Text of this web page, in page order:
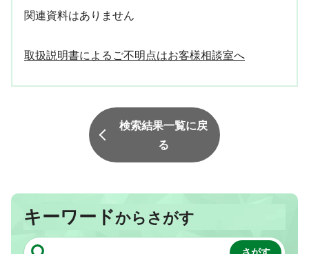
関連資料はありません
取扱説明書によるご不明点はお客様相談室へ
検索結果一覧に戻
る
キーワードからさがす